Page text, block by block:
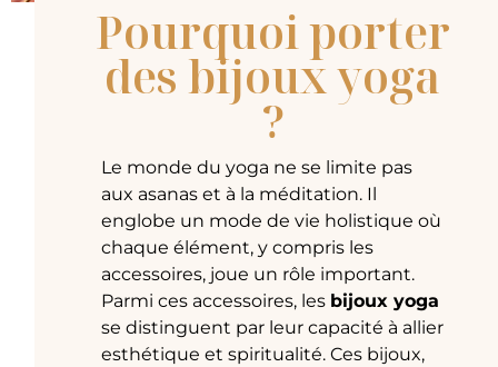
Pourquoi porter
des bijoux yoga
?
Le monde du yoga ne se limite pas
aux asanas et à la méditation. Il
englobe un mode de vie holistique où
chaque élément, y compris les
accessoires, joue un rôle important.
Parmi ces accessoires, les bijoux yoga
se distinguent par leur capacité à allier
esthétique et spiritualité. Ces bijoux,